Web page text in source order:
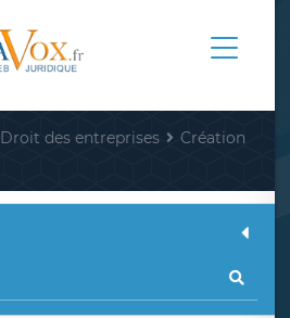
Droit des entreprises
Création